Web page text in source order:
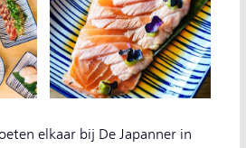
elkaar bij De Japanner in